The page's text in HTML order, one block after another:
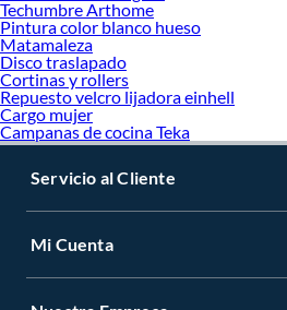
Techumbre Arthome
Pintura color blanco hueso
Matamaleza
Disco traslapado
Cortinas y rollers
Repuesto velcro lijadora einhell
Cargo mujer
Campanas de cocina Teka
Servicio al Cliente
Mi Cuenta